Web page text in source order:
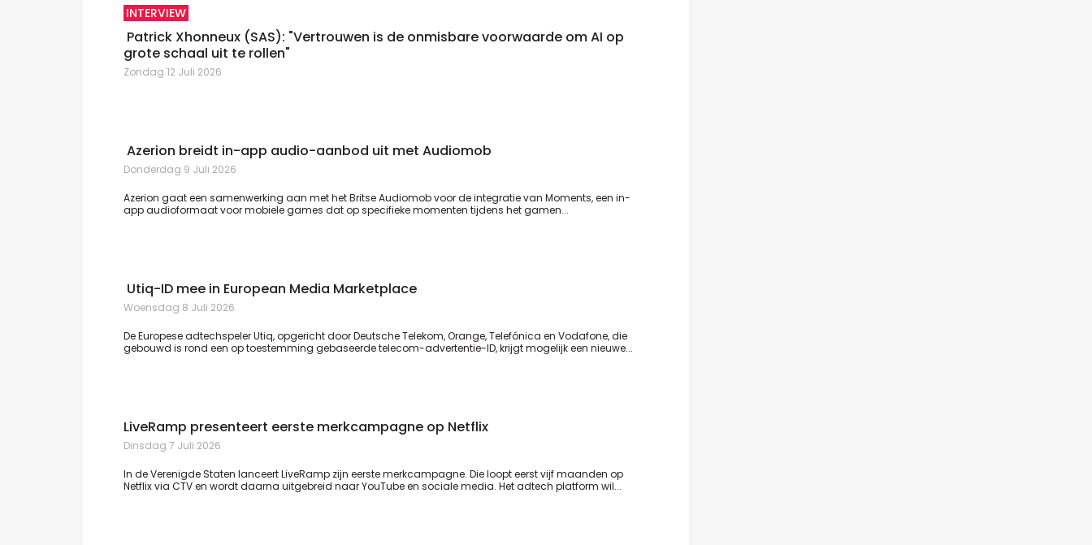
INTERVIEW
Patrick Xhonneux (SAS): "Vertrouwen is de onmisbare voorwaarde om AI op
grote schaal uit te rollen"
Zondag 12 Juli 2026
Azerion breidt in-app audio-aanbod uit met Audiomob
Donderdag 9 Juli 2026
Azerion gaat een samenwerking aan met het BritseAudiomobvoor de integratie van Moments, een in-
app audioformaat voor mobiele games dat op specifieke momenten tijdens het gamen...
Utiq-ID mee in European Media Marketplace
Woensdag 8 Juli 2026
De Europese adtechspeler Utiq, opgericht door Deutsche Telekom, Orange, Telefónica en Vodafone, die
gebouwd is rond een op toestemming gebaseerde telecom-advertentie-ID, krijgt mogelijk een nieuwe...
LiveRamp presenteert eerste merkcampagne op Netflix
Dinsdag 7 Juli 2026
In de Verenigde Staten lanceert LiveRamp zijn eerste merkcampagne. Die loopt eerst vijf maanden op
Netflix via CTV en wordt daarna uitgebreid naar YouTube en sociale media. Het adtech platform wil...